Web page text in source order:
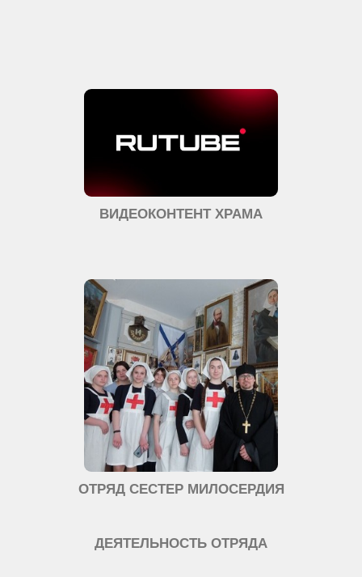
ВИДЕОКОНТЕНТ ХРАМА
ОТРЯД СЕСТЕР МИЛОСЕРДИЯ
ДЕЯТЕЛЬНОСТЬ ОТРЯДА